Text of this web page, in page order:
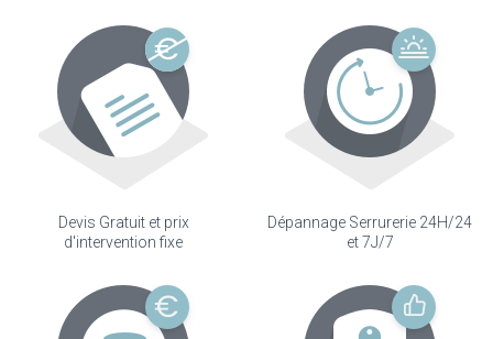
Devis Gratuit et prix
d'intervention fixe
Dépannage Serrurerie 24H/24
et 7J/7